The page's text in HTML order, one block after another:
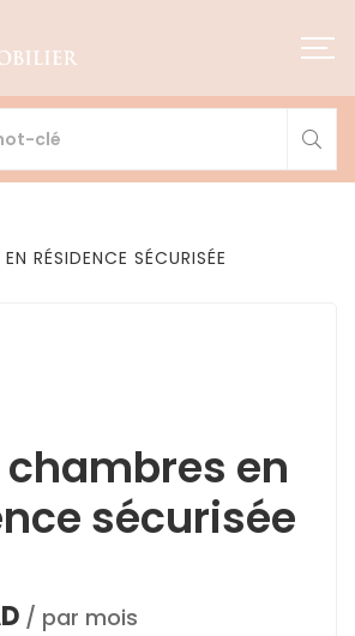
RÉSIDENCE SÉCURISÉE
chambres en
sécurisée
/ par mois